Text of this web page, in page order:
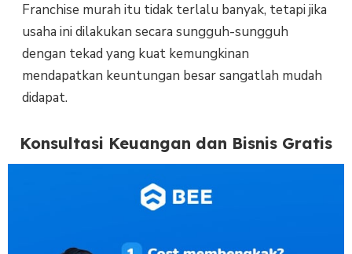
Franchise murah itu tidak terlalu banyak, tetapi jika
usaha ini dilakukan secara sungguh-sungguh
dengan tekad yang kuat kemungkinan
mendapatkan keuntungan besar sangatlah mudah
didapat.
Konsultasi Keuangan dan Bisnis Gratis